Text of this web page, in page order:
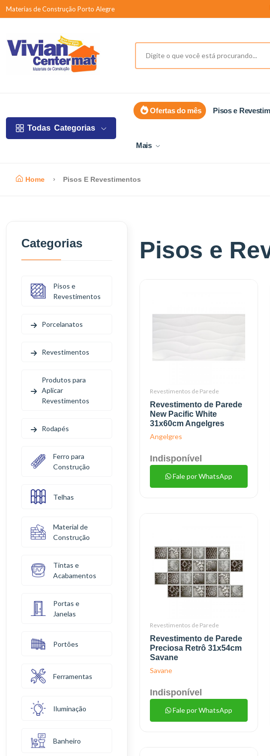
Materias de Construção Porto Alegre
Todas Categorias
Ofertas do mês Pisos e
Mais
Home Pisos E Revestimentos
Pisos e
Revestimentos de Parede
Revestimento de Parede
New Pacific White
31x60cm Angelgres
Angelgres
Indisponível
Fale por WhatsApp
Revestimentos de Parede
Revestimento de Parede
Preciosa Retrô 31x54cm
Savane
Savane
Indisponível
Fale por WhatsApp
Categorias
Pisos e
Revestimentos
Porcelanatos
Revestimentos
Produtos para
Aplicar
Revestimentos
Rodapés
Ferro para
Construção
Telhas
Material de
Construção
Tintas e
Acabamentos
Portas e
Janelas
Portões
Ferramentas
Iluminação
Banheiro